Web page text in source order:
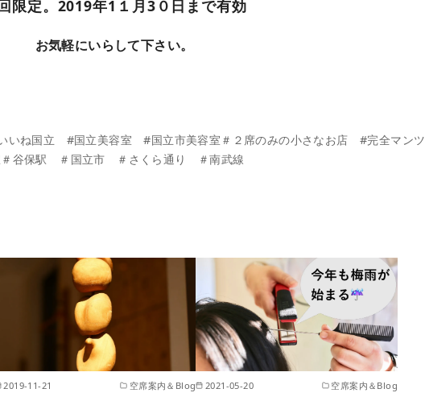
限定。2019年1１月3０日まで有効
お気軽にいらして下さい。
いね国立 #国立美容室 #国立市美容室＃２席のみの小さなお店 #完全マンツ
＃谷保駅 ＃国立市 ＃さくら通り ＃南武線
2019-11-21 空席案内＆Blog 2021-05-20 空席案内＆Blog